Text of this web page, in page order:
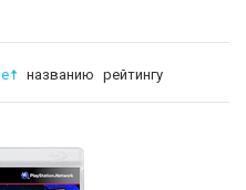
названию рейтингу